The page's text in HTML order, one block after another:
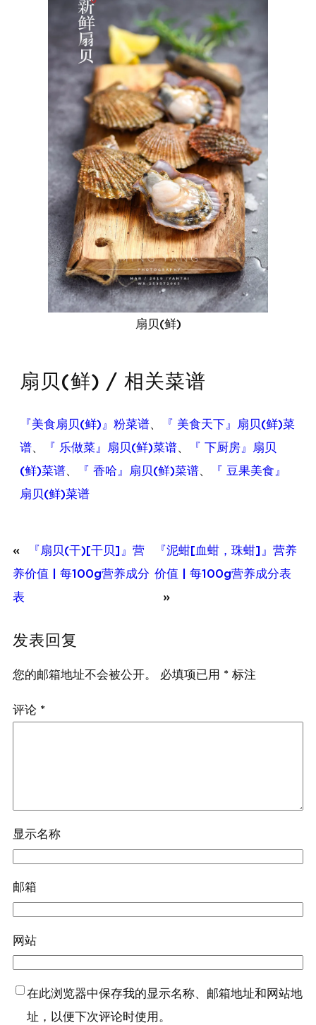
扇贝(鲜)
扇贝(鲜) / 相关菜谱
『美食扇贝(鲜)』粉菜谱、
『 美食天下』扇贝(鲜)菜
谱、 『 乐做菜』扇贝(鲜)菜谱、
『 下厨房』扇贝
(鲜)菜谱、 『 香哈』扇贝(鲜)菜谱、
『 豆果美食』
扇贝(鲜)菜谱
«
『扇贝(干)[干贝]』营
养价值 | 每100g营养成分
表
『泥蚶[血蚶，珠蚶]』营养
价值 | 每100g营养成分表
»
发表回复
您的邮箱地址不会被公开。 必填项已用 * 标注
评论 *
显示名称
邮箱
网站
在此浏览器中保存我的显示名称、邮箱地址和网站地
址，以便下次评论时使用。